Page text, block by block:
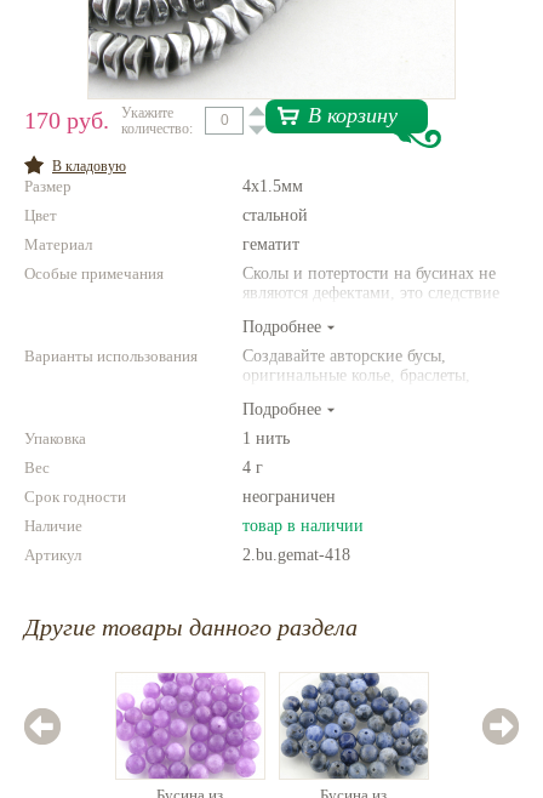
Бисер TOHO
Нетемнеющая фурнитура
Всё для вышивки
Натуральные камни
Новинки!
О магазине
170 руб.
Укажите
количество:
В корзину
В кладовую
Размер
4х1.5мм
Цвет
стальной
Материал
гематит
Особые примечания
Сколы и потертости на бусинах не
являются дефектами, это следствие
природного камня. Цвет и размер
товара может отличаться от
представленных на фото.
Подробнее
Варианты использования
Создавайте авторские бусы,
оригинальные колье, браслеты,
Комбинируйте различные цвета и
размеры. Фантазируйте!
Подробнее
Упаковка
1 нить
Вес
4 г
Срок годности
неограничен
Наличие
товар в наличии
Артикул
2.bu.gemat-418
Другие товары данного раздела